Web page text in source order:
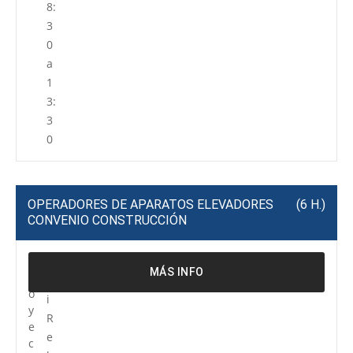
8:
3
0
a
1
3:
3
0
OPERADORES DE APARATOS ELEVADORES
CONVENIO CONSTRUCCIÓN
(6 H.)
o
y
e
c
i
R
e
MÁS INFO